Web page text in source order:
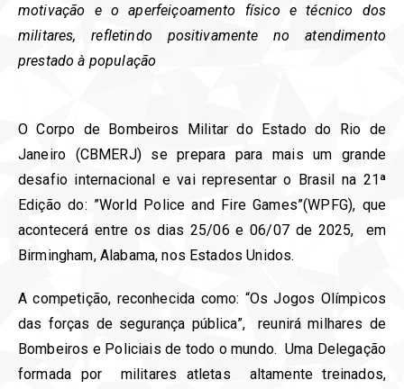
motivação e o aperfeiçoamento físico e técnico dos
militares, refletindo positivamente no atendimento
prestado à população
O Corpo de Bombeiros Militar do Estado do Rio de
Janeiro (CBMERJ) se prepara para mais um grande
desafio internacional e vai representar o Brasil na 21ª
Edição do: ”World Police and Fire Games”(WPFG), que
acontecerá entre os dias 25/06 e 06/07 de 2025, em
Birmingham, Alabama, nos Estados Unidos.
A competição, reconhecida como: “Os Jogos Olímpicos
das forças de segurança pública”, reunirá milhares de
Bombeiros e Policiais de todo o mundo. Uma Delegação
formada por militares atletas altamente treinados,